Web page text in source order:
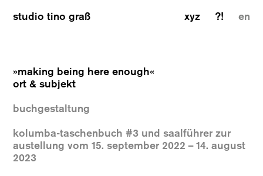
studio tino graß xyz ?! en
»making being here enough«
ort & subjekt
buchgestaltung
kolumba-taschenbuch #3 und saalführer zur
austellung vom 15. september 2022 – 14. august
2023